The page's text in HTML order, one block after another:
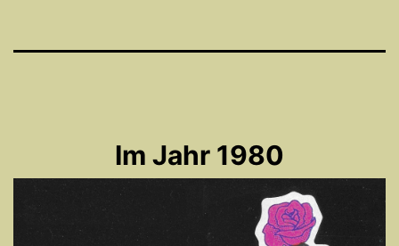
Im Jahr 1980